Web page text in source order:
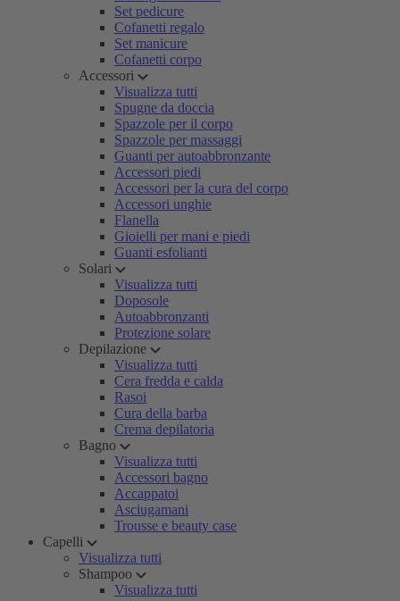
Set pedicure
Cofanetti regalo
Set manicure
Cofanetti corpo
Accessori
Visualizza tutti
Spugne da doccia
Spazzole per il corpo
Spazzole per massaggi
Guanti per autoabbronzante
Accessori piedi
Accessori per la cura del corpo
Accessori unghie
Flanella
Gioielli per mani e piedi
Guanti esfolianti
Solari
Visualizza tutti
Doposole
Autoabbronzanti
Protezione solare
Depilazione
Visualizza tutti
Cera fredda e calda
Rasoi
Cura della barba
Crema depilatoria
Bagno
Visualizza tutti
Accessori bagno
Accappatoi
Asciugamani
Trousse e beauty case
Capelli
Visualizza tutti
Shampoo
Visualizza tutti